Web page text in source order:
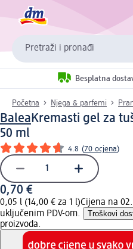
Pretraži i pronađi
Besplatna
Početna Njega & parfemi
Balea Kremasti gel za
50 ml
4.8 (70 ocjena)
0,70 €
0,05 l (14,00 € za 1 l)Cijena na
uključenim PDV-om.
Troškovi
proizvoda.